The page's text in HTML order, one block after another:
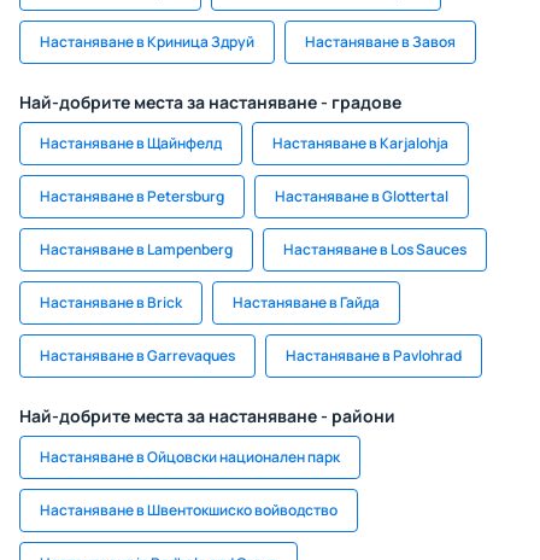
Настаняване в Криница Здруй Настаняване в Завоя
Най-добрите места за настаняване - градове
Настаняване в Щайнфелд Настаняване в Karjalohja
Настаняване в Petersburg Настаняване в Glottertal
Настаняване в Lampenberg Настаняване в Los Sauces
Настаняване в Brick Настаняване в Гайда
Настаняване в Garrevaques Настаняване в Pavlohrad
Най-добрите места за настаняване - райони
Настаняване в Ойцовски национален парк
Настаняване в Швентокшиско войводство